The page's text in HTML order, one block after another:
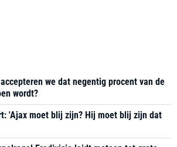
we dat negentig procent van de
wordt?
'Ajax moet blij zijn? Hij moet blij zijn dat